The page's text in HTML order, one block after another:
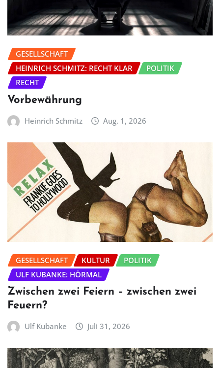
GESELLSCHAFT
HEINRICH SCHMITZ: RECHT KLAR
POLITIK
RECHT
Vorbewährung
Heinrich Schmitz Aug. 1, 2026
GESELLSCHAFT KULTUR
POLITIK
ULF KUBANKE: HÖRMAL
Zwischen zwei Feiern – zwischen zwei
Feuern?
Ulf Kubanke Juli 31, 2026